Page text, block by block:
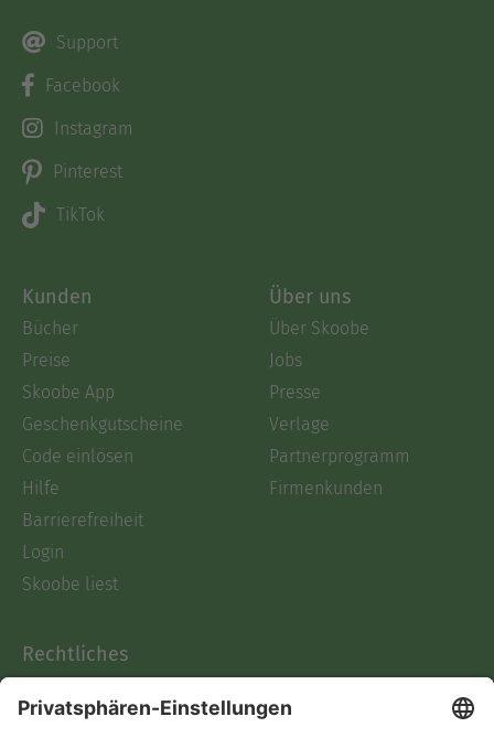
Support
Facebook
Instagram
Pinterest
TikTok
Kunden
Bücher
Preise
Skoobe App
Geschenkgutscheine
Code einlösen
Hilfe
Barrierefreiheit
Login
Skoobe liest
Über uns
Über Skoobe
Jobs
Presse
Verlage
Partnerprogramm
Firmenkunden
Rechtliches
AGB